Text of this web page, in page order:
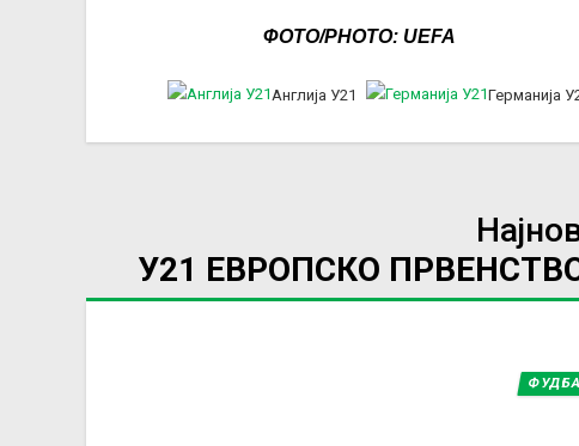
ФОТО/PHOTO: UEFA
Англија У21 Германија
У21 ЕВРОПСКО